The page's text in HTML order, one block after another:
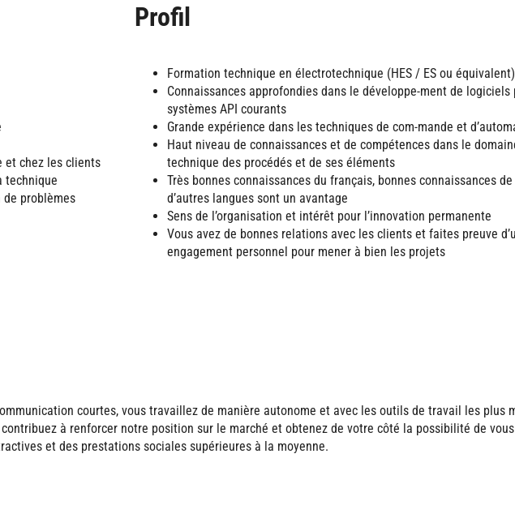
et chez les clients
technique
problèmes
Profil
Formation technique en électrotechnique (HES / ES ou équivalent)
Connaissances approfondies dans le développe-ment de logiciels
systèmes API courants
Grande expérience dans les techniques de com-mande et
Haut niveau de connaissances et de compétences dans le
technique des procédés et de ses éléments
Très bonnes connaissances du français, bonnes connaissances de
d’autres langues sont un avantage
Sens de l’organisation et intérêt pour l’innovation permanente
Vous avez de bonnes relations avec les clients et faites preuve
engagement personnel pour mener à bien les projets
courtes, vous travaillez de manière autonome et avec les outils de travail les plus
à renforcer notre position sur le marché et obtenez de votre côté la possibilité de
et des prestations sociales supérieures à la moyenne.